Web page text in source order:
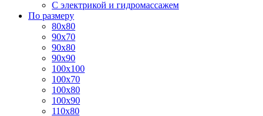
С электрикой и гидромассажем
По размеру
80x80
90x70
90x80
90x90
100x100
100x70
100x80
100x90
110x80